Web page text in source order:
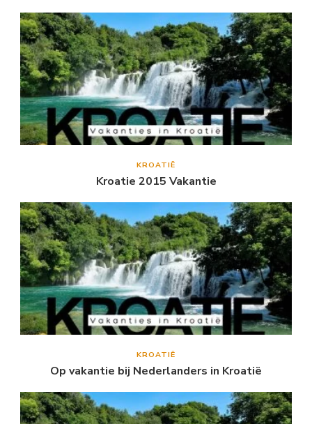
KROATIË
Kroatie 2015 Vakantie
KROATIË
Op vakantie bij Nederlanders in Kroatië